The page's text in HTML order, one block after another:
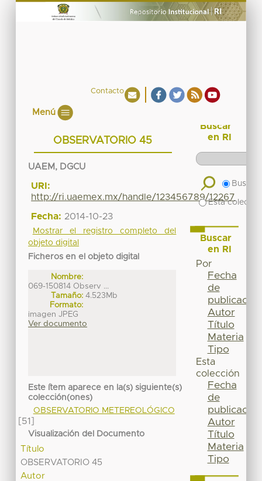
Contacto
Menú
OBSERVATORIO 45
UAEM, DGCU
URI:
http://ri.uaemex.mx/handle/123456789/12267
Fecha: 2014-10-23
Mostrar el registro completo del
objeto digital
Ficheros en el objeto digital
Nombre:
069-150814 Observ ...
Tamaño: 4.523Mb
Formato:
imagen JPEG
Ver documento
Este ítem aparece en la(s) siguiente(s)
colección(ones)
OBSERVATORIO METEREOLÓGICO
[51]
Visualización del Documento
Título
OBSERVATORIO 45
Autor
Buscar
en RI
Buscar
Esta
Buscar
en RI
Por
Fecha
de
publicación
Autor
Título
Materia
Tipo
Esta
colección
Fecha
de
publicación
Autor
Título
Materia
Tipo